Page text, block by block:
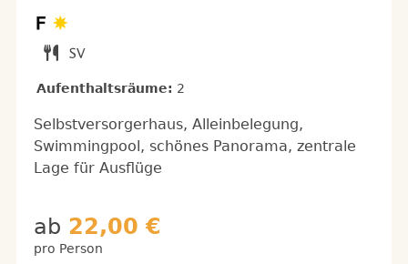
Aufenthaltsräume: 2
Selbstversorgerhaus, Alleinbelegung,
Swimmingpool, schönes Panorama, zentrale
Lage für Ausflüge
ab 22,00 €
pro Person